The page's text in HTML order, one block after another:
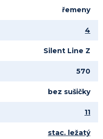
řemeny
4
Silent Line Z
570
bez sušičky
11
stac. ležatý